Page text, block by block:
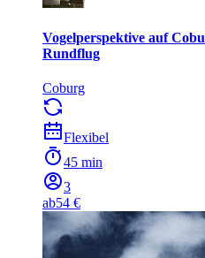
Vogelperspektive auf
Rundflug
Coburg
Flexibel
45 min
3
ab54 €